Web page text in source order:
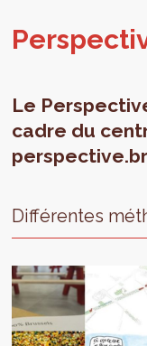
Le
cadre du
Différentes